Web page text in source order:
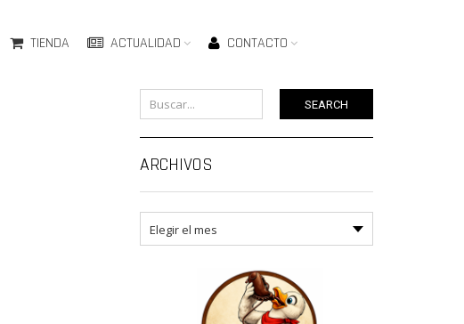
TIENDA ACTUALIDAD CONTACTO
SEARCH
ARCHIVOS